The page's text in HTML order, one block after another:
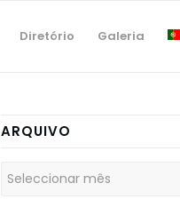
Diretório Galeria
ARQUIVO